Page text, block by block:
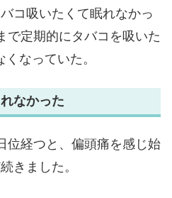
コ吸いたくて眠れなかっ
で定期的にタバコを吸いた
なっていた。
なかった
位経つと、偏頭痛を感じ始
きました。